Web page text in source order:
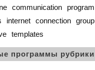
communication
program
internet connection group
templates
программы рубрики